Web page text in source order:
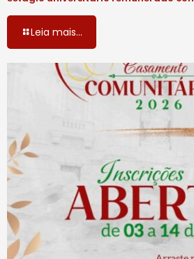
Leia mais...